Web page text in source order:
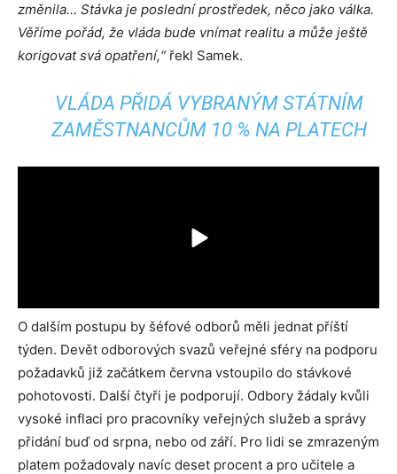
změnila… Stávka je poslední prostředek, něco jako válka.
Věříme pořád, že vláda bude vnímat realitu a může ještě
korigovat svá opatření,“řekl Samek.
VLÁDA PŘIDÁ VYBRANÝM STÁTNÍM
ZAMĚSTNANCŮM 10 % NA PLATECH
O dalším postupu by šéfové odborů měli jednat příští
týden. Devět odborových svazů veřejné sféry na podporu
požadavků již začátkem června vstoupilo do stávkové
pohotovosti. Další čtyři je podporují. Odbory žádaly kvůli
vysoké inflaci pro pracovníky veřejných služeb a správy
přidání buď od srpna, nebo od září. Pro lidi se zmrazeným
platem požadovaly navíc deset procent a pro učitele a